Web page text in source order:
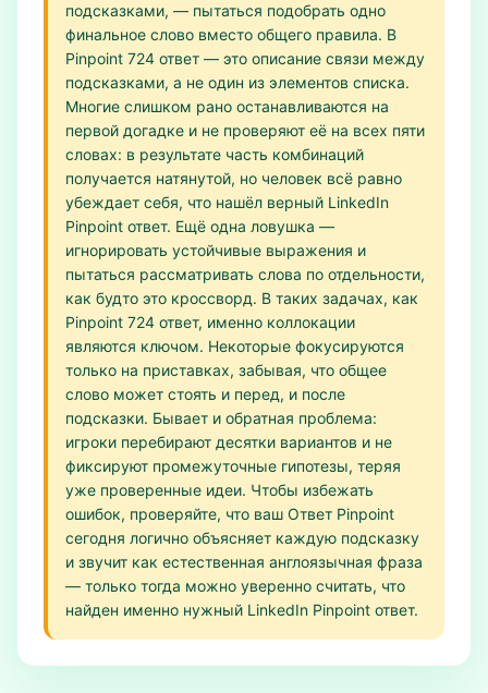
подсказками, — пытаться подобрать одно
финальное слово вместо общего правила. В
Pinpoint 724 ответ — это описание связи между
подсказками, а не один из элементов списка.
Многие слишком рано останавливаются на
первой догадке и не проверяют её на всех пяти
словах: в результате часть комбинаций
получается натянутой, но человек всё равно
убеждает себя, что нашёл верный LinkedIn
Pinpoint ответ. Ещё одна ловушка —
игнорировать устойчивые выражения и
пытаться рассматривать слова по отдельности,
как будто это кроссворд. В таких задачах, как
Pinpoint 724 ответ, именно коллокации
являются ключом. Некоторые фокусируются
только на приставках, забывая, что общее
слово может стоять и перед, и после
подсказки. Бывает и обратная проблема:
игроки перебирают десятки вариантов и не
фиксируют промежуточные гипотезы, теряя
уже проверенные идеи. Чтобы избежать
ошибок, проверяйте, что ваш Ответ Pinpoint
сегодня логично объясняет каждую подсказку
и звучит как естественная англоязычная фраза
— только тогда можно уверенно считать, что
найден именно нужный LinkedIn Pinpoint ответ.